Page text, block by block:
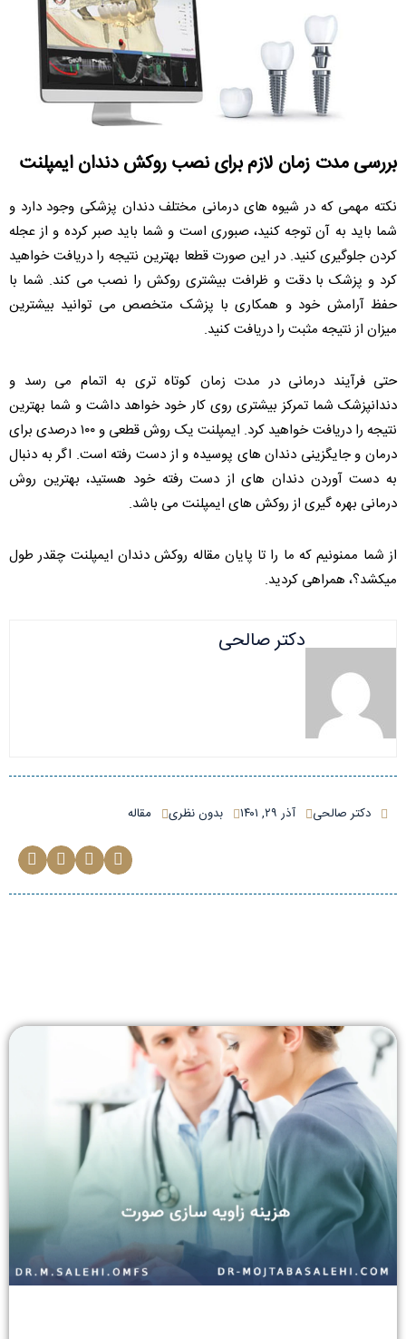
بررسی مدت زمان لازم برای نصب روکش دندان ایمپلنت
نکته مهمی که در شیوه های درمانی مختلف دندان پزشکی وجود دارد و
شما باید به آن توجه کنید، صبوری است و شما باید صبر کرده و از عجله
کردن جلوگیری کنید. در این صورت قطعا بهترین نتیجه را دریافت خواهید
کرد و پزشک با دقت و ظرافت بیشتری روکش را نصب می کند. شما با
حفظ آرامش خود و همکاری با پزشک متخصص می توانید بیشترین
میزان از نتیجه مثبت را دریافت کنید.
حتی فرآیند درمانی در مدت زمان کوتاه تری به اتمام می رسد و
دندانپزشک شما تمرکز بیشتری روی کار خود خواهد داشت و شما بهترین
نتیجه را دریافت خواهید کرد. ایمپلنت یک روش قطعی و ۱۰۰ درصدی برای
درمان و جایگزینی دندان های پوسیده و از دست رفته است. اگر به دنبال
به دست آوردن دندان های از دست رفته خود هستید، بهترین روش
درمانی بهره گیری از روکش های ایمپلنت می باشد.
از شما ممنونیم که ما را تا پایان مقاله روکش دندان ایمپلنت چقدر طول
میکشد؟، همراهی کردید.
دکتر صالحی
دکتر صالحی آذر ۲۹, ۱۴۰۱ بدون نظری مقاله